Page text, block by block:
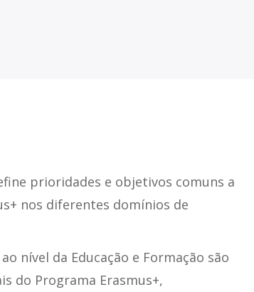
prioridades e objetivos comuns a
nos diferentes domínios de
nível da Educação e Formação são
do Programa Erasmus+,